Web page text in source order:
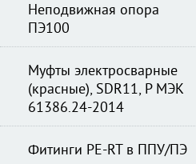
Неподвижная опора
ПЭ100
Муфты электросварные
(красные), SDR11, Р МЭК
61386.24-2014
Фитинги PE-RT в ППУ/ПЭ